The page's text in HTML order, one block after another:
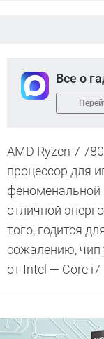
Все о
AMD Ryzen 7
процессор для
феноменальной
отличной
того, годится
сожалению, чип
от Intel — Core